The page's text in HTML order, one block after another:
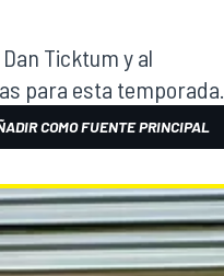
Ticktum y al
para esta temporada.
COMO FUENTE PRINCIPAL